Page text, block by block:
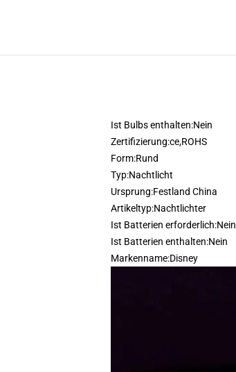
Ist Bulbs enthalten:Nein
Zertifizierung:ce,ROHS
Form:Rund
Typ:Nachtlicht
Ursprung:Festland China
Artikeltyp:Nachtlichter
Ist Batterien erforderlich:Nein
Ist Batterien enthalten:Nein
Markenname:Disney